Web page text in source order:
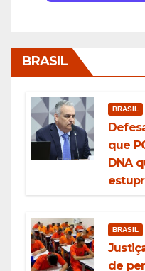
BRASIL
BRASIL
que
DNA
BRASIL
de